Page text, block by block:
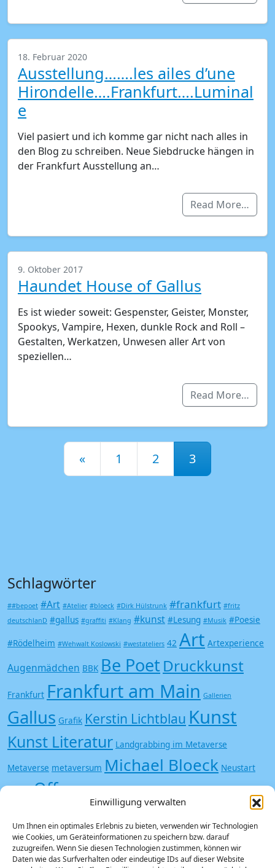
Einwilligung verwalten
Um Ihnen ein optimales Erlebnis zu bieten, verwenden wir Technologien
wie Cookies, um Geräteinformationen zu speichern bzw. darauf
zuzugreifen. Wenn Sie diesen Technologien zustimmen, können wir
Daten wie das Surfverhalten oder eindeutige IDs auf dieser Website
18. Februar 2020
Ausstellung…….les ailes d’une
Hirondelle….Frankfurt….Luminal
e
Viel pasiert und ich komme gar nicht nach alles in
den Blog zu schreiben. Neue Siebdrucke hängen in
der Frankfurt Ausstellung an…
Read More…
9. Oktober 2017
Haundet House of Gallus
Es ist wieder soweit: Gespenster, Geister, Monster,
Spookys, Vampire, Hexen, dunkle Rock and Roll –
Gestalten, Werkatzen, Unwesen aller Art von
speziellen…
Read More…
Posts navigation
« 1 2 3
Schlagwörter
##bepoet #Art #Atelier #bloeck #Dirk Hülstrunk #frankfurt #fritz
deutschlanD #gallus #graffiti #Klang #kunst #Lesung #Musik #Poesie
#Rödelheim #Wehwalt Koslowski #westateliers 42 Art Artexperience
Augenmädchen BBK Be Poet Druckkunst
Frankfurt Frankfurt am Main Gallerien
Gallus Grafik Kerstin Lichtblau Kunst
Kunst Literatur Landgrabbing im Metaverse
Metaverse metaversum Michael Bloeck Neustart
Offspace